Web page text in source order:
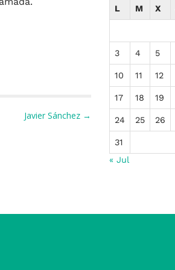
Javier Sánchez →
L M X
3 4 5
10 11 12
17 18 19
24 25 26
31
« Jul